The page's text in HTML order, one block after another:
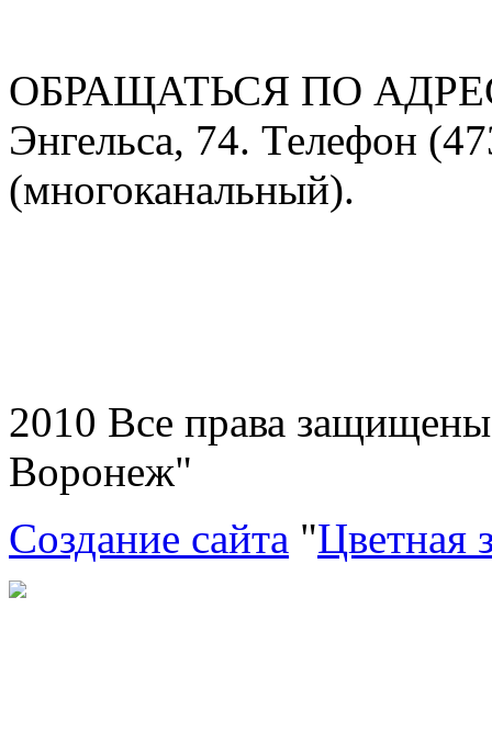
ОБРАЩАТЬСЯ ПО
Энгельса, 74. Телефон
(многоканальный).
2010 Все права
Воронеж"
Создание сайта "Цветная